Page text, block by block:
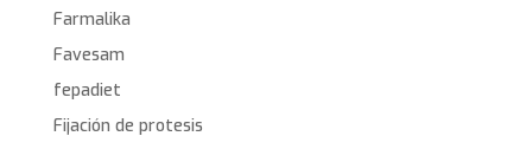
Farmalika
Favesam
fepadiet
Fijación de protesis